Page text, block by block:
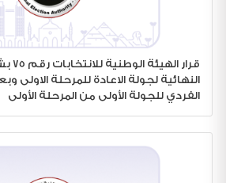
قرار
النهائية لجولة الاعادة للمرحلة الاولى
الفردي للجولة الأولى من المرحلة الأولى